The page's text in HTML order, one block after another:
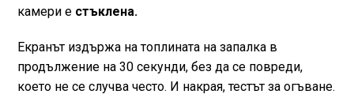
камери е стъклена.
Екранът издържа на топлината на запалка в
продължение на 30 секунди, без да се повреди,
което не се случва често. И накрая, тестът за огъване.